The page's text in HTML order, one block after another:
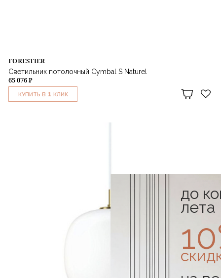
FORESTIER
Светильник потолочный Cymbal S Naturel
65 076 ₽
КУПИТЬ В 1 КЛИК
до
лета